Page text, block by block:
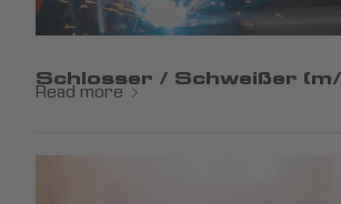
Schlosser / Schweißer
Read more